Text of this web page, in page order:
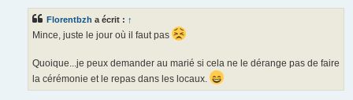
Florentbzh a écrit : ↑
Mince, juste le jour où il faut pas
Quoique...je peux demander au marié si cela ne le dérange pas de faire
la cérémonie et le repas dans les locaux.